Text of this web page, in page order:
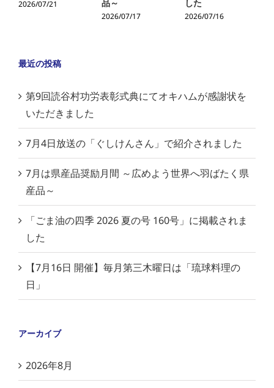
2026/07/21
品～
2026/07/17
した
2026/07/16
最近の投稿
第9回読谷村功労表彰式典にてオキハムが感謝状を
いただきました
7月4日放送の「ぐしけんさん」で紹介されました
7月は県産品奨励月間 ～広めよう世界へ羽ばたく県
産品～
「ごま油の四季 2026 夏の号 160号」に掲載されま
した
【7月16日 開催】毎月第三木曜日は「琉球料理の
日」
アーカイブ
2026年8月